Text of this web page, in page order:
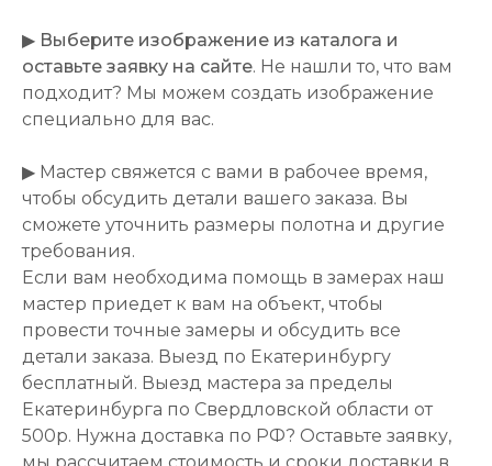
▶ Выберите изображение из каталога и
оставьте заявку на сайте. Не нашли то, что вам
подходит? Мы можем создать изображение
специально для вас.
▶ Мастер свяжется с вами в рабочее время,
чтобы обсудить детали вашего заказа. Вы
сможете уточнить размеры полотна и другие
требования.
Если вам необходима помощь в замерах наш
мастер приедет к вам на объект, чтобы
провести точные замеры и обсудить все
детали заказа. Выезд по Екатеринбургу
бесплатный. Выезд мастера за пределы
Екатеринбурга по Свердловской области от
500р. Нужна доставка по РФ? Оставьте заявку,